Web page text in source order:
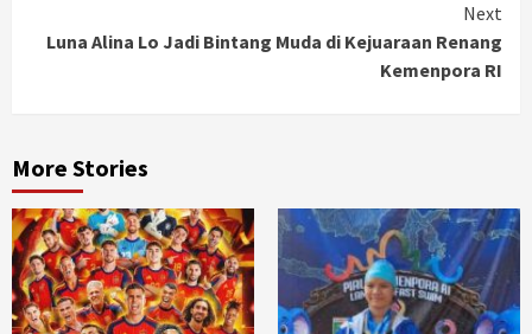
Next
Luna Alina Lo Jadi Bintang Muda di Kejuaraan Renang
Kemenpora RI
More Stories